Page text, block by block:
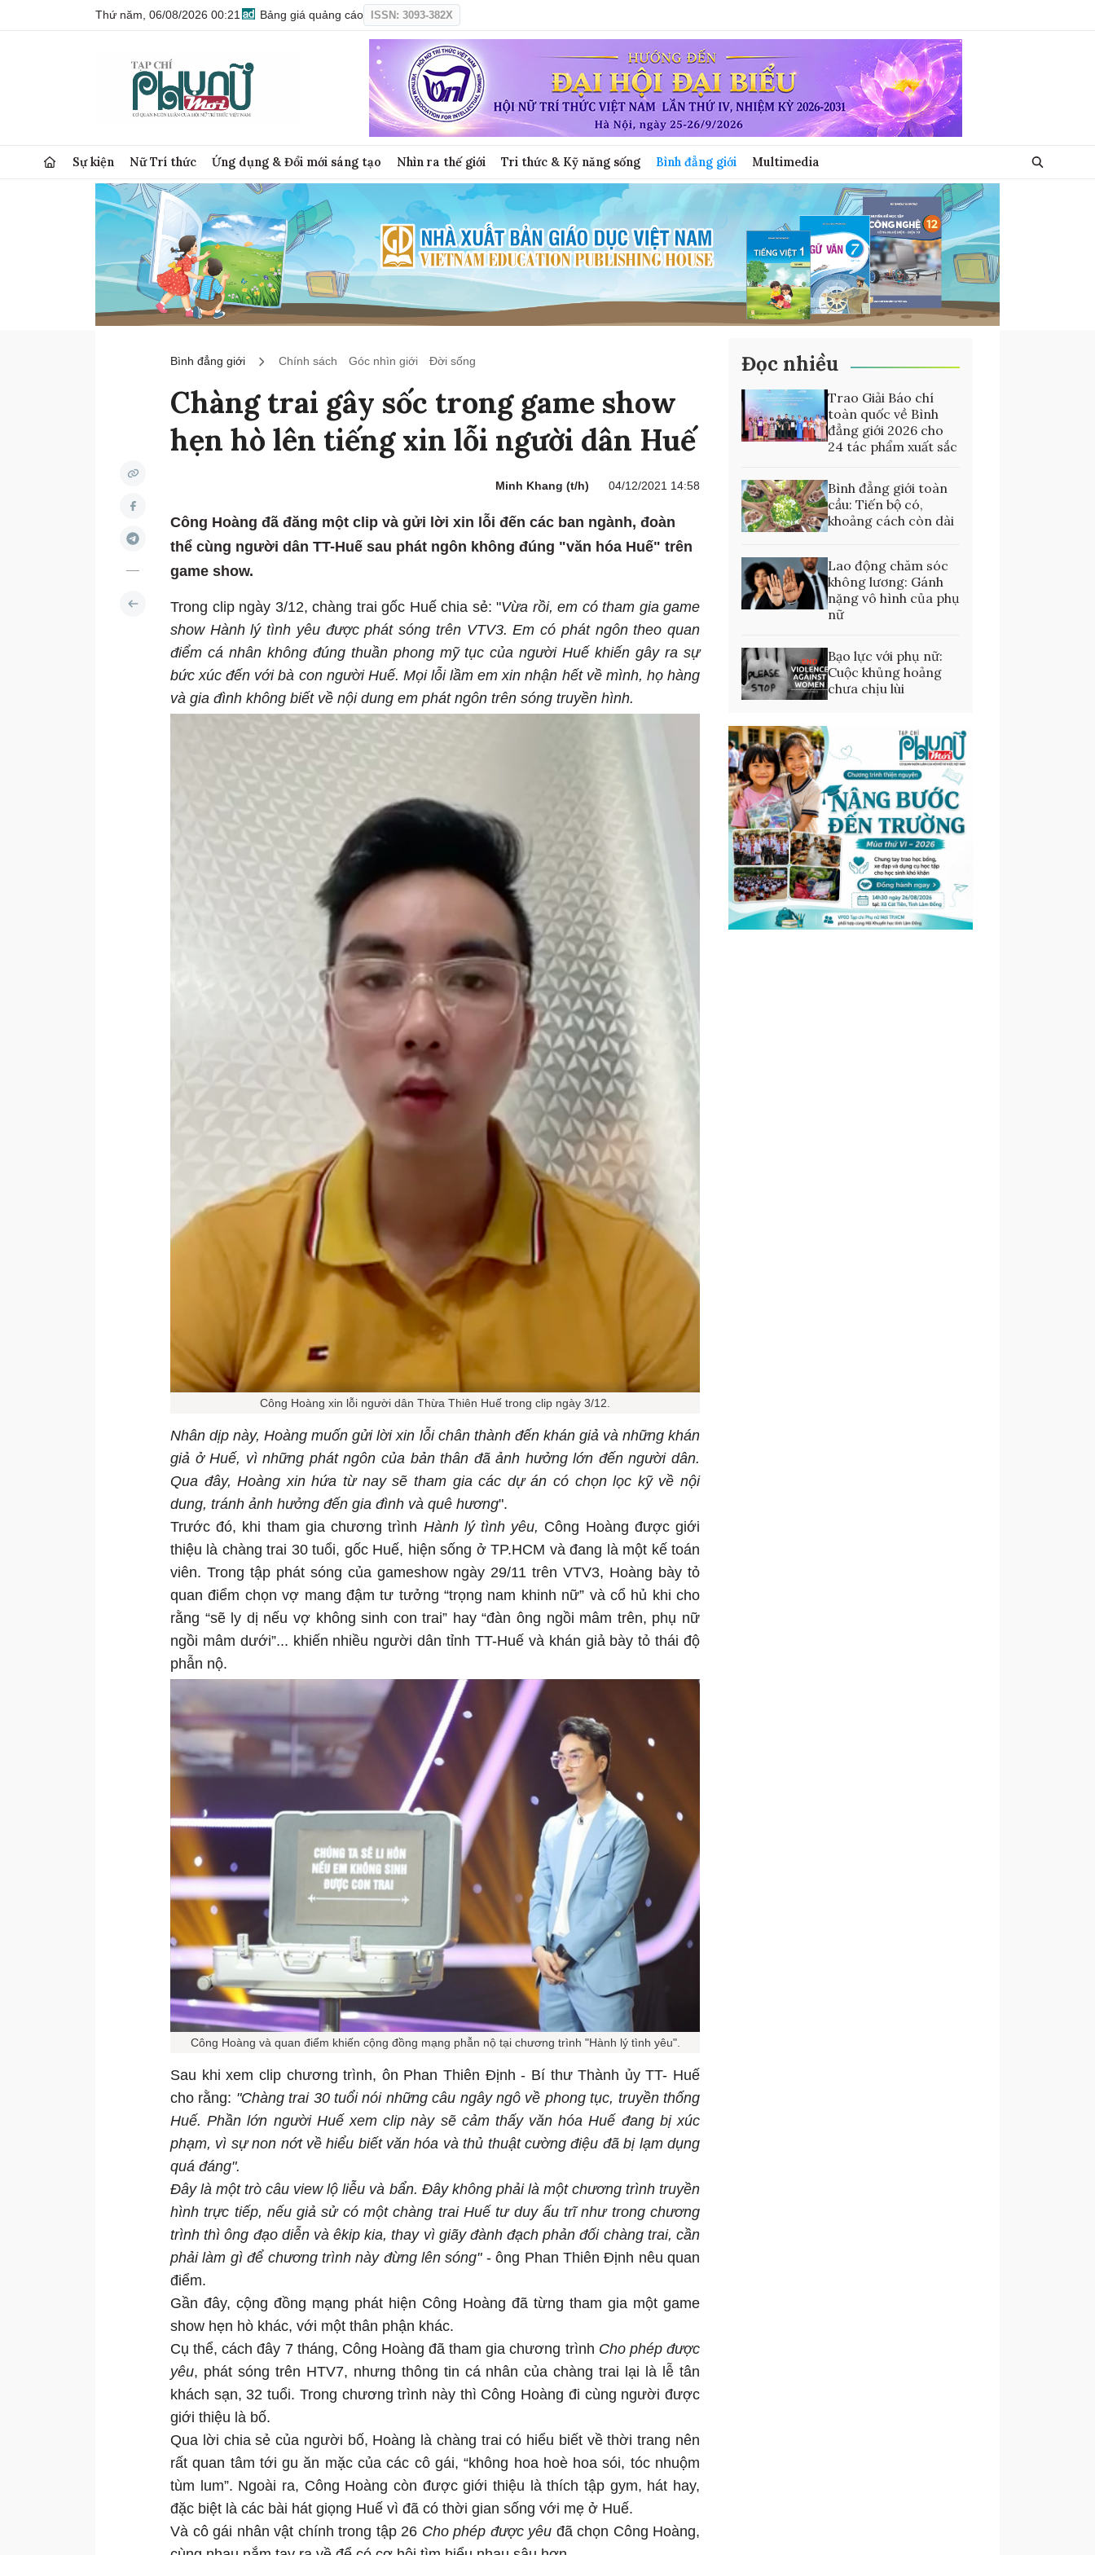
Thứ năm, 06/08/2026 00:21 Bảng giá quảng cáo ISSN: 3093-382X
Sự kiện Nữ Trí thức Ứng dụng & Đổi mới sáng tạo Nhìn ra thế giới Tri thức & Kỹ năng sống Bình đẳng giới Multimedia
Bình đẳng giới Chính sách Góc nhìn giới Đời sống
Chàng trai gây sốc trong game show
hẹn hò lên tiếng xin lỗi người dân Huế
Minh Khang (t/h) 04/12/2021 14:58
Công Hoàng đã đăng một clip và gửi lời xin lỗi đến các ban ngành, đoàn
thể cùng người dân TT-Huế sau phát ngôn không đúng "văn hóa Huế" trên
game show.
Trong clip ngày 3/12, chàng trai gốc Huế chia sẻ: "Vừa rồi, em có tham gia game
show Hành lý tình yêu được phát sóng trên VTV3. Em có phát ngôn theo quan
điểm cá nhân không đúng thuần phong mỹ tục của người Huế khiến gây ra sự
bức xúc đến với bà con người Huế. Mọi lỗi lầm em xin nhận hết về mình, họ hàng
và gia đình không biết về nội dung em phát ngôn trên sóng truyền hình.
Công Hoàng xin lỗi người dân Thừa Thiên Huế trong clip ngày 3/12.
Nhân dịp này, Hoàng muốn gửi lời xin lỗi chân thành đến khán giả và những khán
giả ở Huế, vì những phát ngôn của bản thân đã ảnh hưởng lớn đến người dân.
Qua đây, Hoàng xin hứa từ nay sẽ tham gia các dự án có chọn lọc kỹ về nội
dung, tránh ảnh hưởng đến gia đình và quê hương".
Trước đó, khi tham gia chương trình Hành lý tình yêu, Công Hoàng được giới
thiệu là chàng trai 30 tuổi, gốc Huế, hiện sống ở TP.HCM và đang là một kế toán
viên. Trong tập phát sóng của gameshow ngày 29/11 trên VTV3, Hoàng bày tỏ
quan điểm chọn vợ mang đậm tư tưởng “trọng nam khinh nữ” và cổ hủ khi cho
rằng “sẽ ly dị nếu vợ không sinh con trai” hay “đàn ông ngồi mâm trên, phụ nữ
ngồi mâm dưới”... khiến nhiều người dân tỉnh TT-Huế và khán giả bày tỏ thái độ
phẫn nộ.
Công Hoàng và quan điểm khiến cộng đồng mạng phẫn nộ tại chương trình "Hành lý tình yêu".
Sau khi xem clip chương trình, ôn Phan Thiên Định - Bí thư Thành ủy TT- Huế
cho rằng: "Chàng trai 30 tuổi nói những câu ngây ngô về phong tục, truyền thống
Huế. Phần lớn người Huế xem clip này sẽ cảm thấy văn hóa Huế đang bị xúc
phạm, vì sự non nớt về hiểu biết văn hóa và thủ thuật cường điệu đã bị lạm dụng
quá đáng".
Đây là một trò câu view lộ liễu và bẩn. Đây không phải là một chương trình truyền
hình trực tiếp, nếu giả sử có một chàng trai Huế tư duy ấu trĩ như trong chương
trình thì ông đạo diễn và êkip kia, thay vì giãy đành đạch phản đối chàng trai, cần
phải làm gì để chương trình này đừng lên sóng"- ông Phan Thiên Định nêu quan
điểm.
Gần đây, cộng đồng mạng phát hiện Công Hoàng đã từng tham gia một game
show hẹn hò khác, với một thân phận khác.
Cụ thể, cách đây 7 tháng, Công Hoàng đã tham gia chương trình Cho phép được
yêu, phát sóng trên HTV7, nhưng thông tin cá nhân của chàng trai lại là lễ tân
khách sạn, 32 tuổi. Trong chương trình này thì Công Hoàng đi cùng người được
giới thiệu là bố.
Qua lời chia sẻ của người bố, Hoàng là chàng trai có hiểu biết về thời trang nên
rất quan tâm tới gu ăn mặc của các cô gái, “không hoa hoè hoa sói, tóc nhuộm
tùm lum”. Ngoài ra, Công Hoàng còn được giới thiệu là thích tập gym, hát hay,
đặc biệt là các bài hát giọng Huế vì đã có thời gian sống với mẹ ở Huế.
Và cô gái nhân vật chính trong tập 26 Cho phép được yêu đã chọn Công Hoàng,
Đọc nhiều
Trao Giải Báo chí
toàn quốc về Bình
đẳng giới 2026 cho
24 tác phẩm xuất sắc
Bình đẳng giới toàn
cầu: Tiến bộ có,
khoảng cách còn dài
Lao động chăm sóc
không lương: Gánh
nặng vô hình của phụ
nữ
Bạo lực với phụ nữ:
Cuộc khủng hoảng
chưa chịu lùi